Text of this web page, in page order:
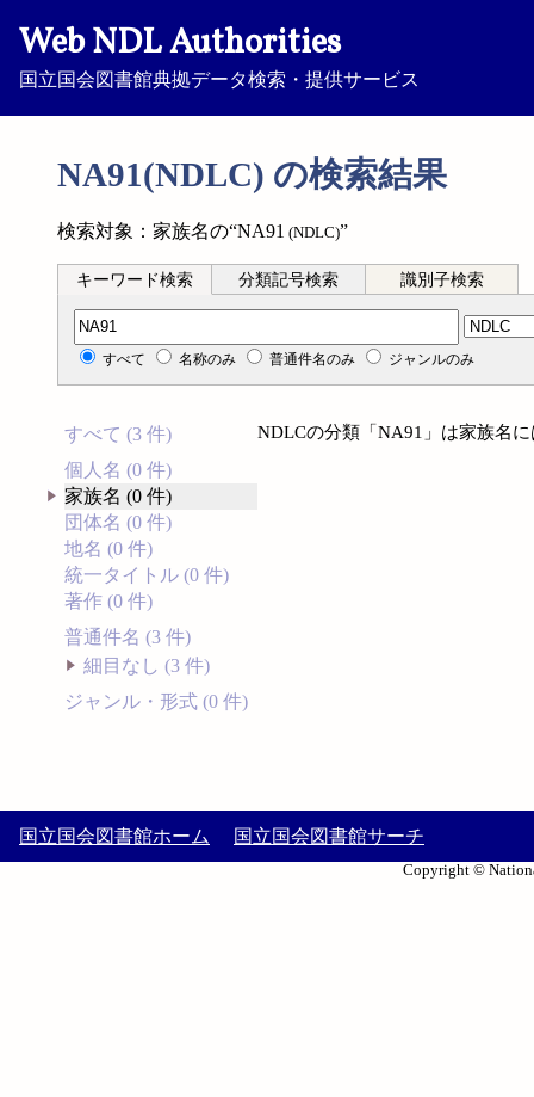
Web NDL Authorities
国立国会図書館典拠データ検索・提供サービス
NA91(NDLC) の検索結果
検索対象：家族名の“NA91 (NDLC)”
キーワード検索 分類記号検索 識別子検索
分類記号検索
すべて 名称のみ 普通件名のみ ジャンルのみ
すべて (3 件)
個人名 (0 件)
家族名 (0 件)
団体名 (0 件)
地名 (0 件)
統一タイトル (0 件)
著作 (0 件)
普通件名 (3 件)
細目なし (3 件)
ジャンル・形式 (0 件)
NDLCの分類「NA91」は家族名
国立国会図書館ホーム 国立国会図書館サーチ
Copyright ©